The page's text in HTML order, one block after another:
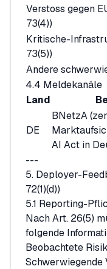
Verstoss gegen
73(4))
Kritische-
73(5))
Andere
4.4 Meldekanäle
Land
DE
BNetzA
AI Act in
---
5. Deployer-
72(1)(d))
5.1 Reporting-
Nach Art. 26(5)
folgende
Beobachtete
Schwerwiegende